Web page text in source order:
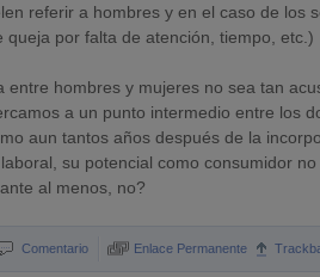
referir a hombres y en el caso de los
queja por falta de atención, tiempo, etc.)
entre hombres y mujeres no sea tan
a un punto intermedio entre los
aun tantos años después de la
su potencial como consumidor
al menos, no?
Comentario Enlace Permanente